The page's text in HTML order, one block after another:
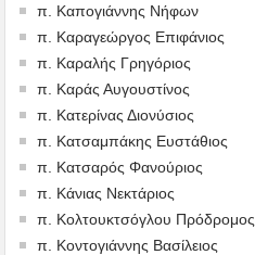
π. Καπογιάννης Νήφων
π. Καραγεώργος Επιφάνιος
π. Καραλής Γρηγόριος
π. Καράς Αυγουστίνος
π. Κατερίνας Διονύσιος
π. Κατσαμπάκης Ευστάθιος
π. Κατσαρός Φανούριος
π. Κάνιας Νεκτάριος
π. Κολτουκτσόγλου Πρόδρομος
π. Κοντογιάννης Βασίλειος